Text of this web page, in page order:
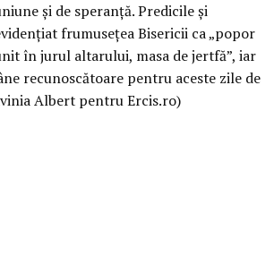
și de speranță. Predicile și
frumusețea Bisericii ca „popor
în jurul altarului, masa de jertfă”, iar
recunoscătoare pentru aceste zile de
Albert pentru Ercis.ro)